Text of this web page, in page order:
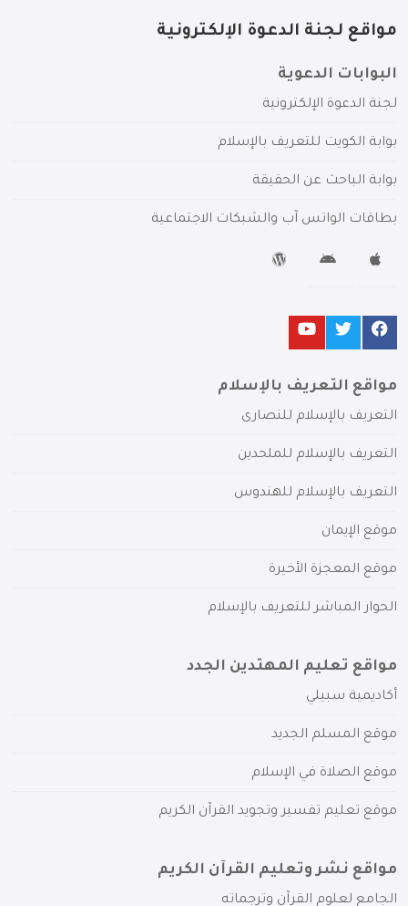
مواقع لجنة الدعوة الإلكترونية
البوابات الدعوية
لجنة الدعوة الإلكترونية
بوابة الكويت للتعريف بالإسلام
بوابة الباحث عن الحقيقة
بطاقات الواتس آب والشبكات الاجتماعية
مواقع التعريف بالإسلام
التعريف بالإسلام للنصارى
التعريف بالإسلام للملحدين
التعريف بالإسلام للهندوس
موقع الإيمان
موقع المعجزة الأخيرة
الحوار المباشر للتعريف بالإسلام
مواقع تعليم المهتدين الجدد
أكاديمية سبيلي
موقع المسلم الجديد
موقع الصلاة في الإسلام
موقع تعليم تفسير وتجويد القرآن الكريم
مواقع نشر وتعليم القرآن الكريم
الجامع لعلوم القرآن وترجماته